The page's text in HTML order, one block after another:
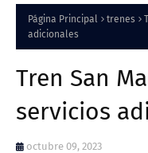
Página Principal trenes
adicionales
Tren San
servicios
octubre 09, 2023